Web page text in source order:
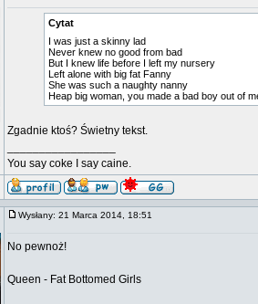
Cytat
I was just a skinny lad
Never knew no good from bad
But I knew life before I left my nursery
Left alone with big fat Fanny
She was such a naughty nanny
Heap big woman, you made a bad boy out of
Zgadnie ktoś? Świetny tekst.
You say coke I say caine.
Wysłany: 21 Marca 2014, 18:51
No pewnoż!
Queen - Fat Bottomed Girls